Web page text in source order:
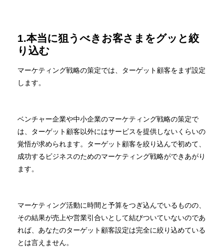
1.本当に狙うべきお客さまをグッと絞
り込む
マーケティング戦略の策定では、ターゲット顧客をまず設定
します。
ベンチャー企業や中小企業のマーケティング戦略の策定で
は、ターゲット顧客以外にはサービスを提供しないくらいの
覚悟が求められます。ターゲット顧客を絞り込んで初めて、
成功するビジネスのためのマーケティング戦略ができあがり
ます。
マーケティング活動に時間と予算をつぎ込んでいるものの、
その結果が売上や営業引合いとして結びついていないのであ
れば、あなたのターゲット顧客設定は完全に絞り込めている
とは言えません。